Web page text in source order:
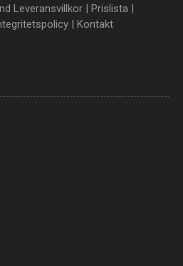
Leveransvillkor | Prislista |
| Kontakt